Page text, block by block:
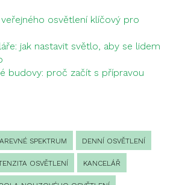
osvětlení klíčový pro
jak nastavit světlo, aby se lidem
budovy: proč začít s přípravou
SPEKTRUM DENNÍ OSVĚTLENÍ
OSVĚTLENÍ KANCELÁŘ